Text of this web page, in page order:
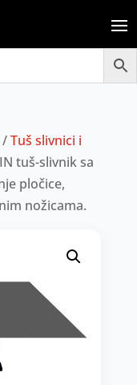
/Tuš slivnici i
tuš-slivnik sa
pločice,
nožicama.